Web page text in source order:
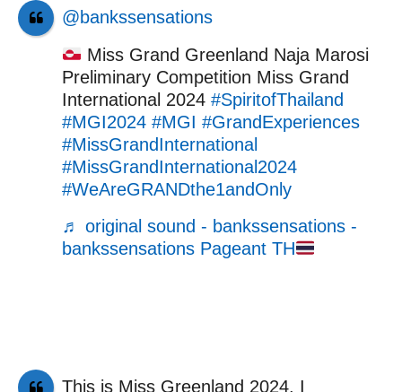
@bankssensations
Miss Grand Greenland Naja Marosi
Preliminary Competition Miss Grand
International 2024 #SpiritofThailand
#MGI2024 #MGI #GrandExperiences
#MissGrandInternational
#MissGrandInternational2024
#WeAreGRANDthe1andOnly
♬ original sound - bankssensations -
bankssensations Pageant TH
This is Miss Greenland 2024. I